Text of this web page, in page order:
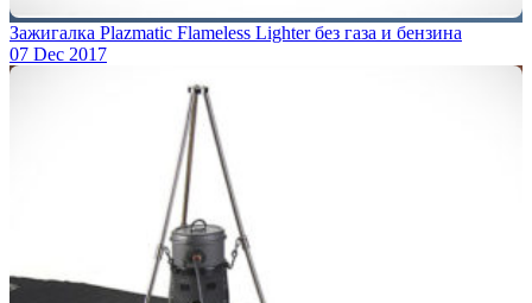
Зажигалка Plazmatic Flameless Lighter без газа и бензина
07 Dec 2017